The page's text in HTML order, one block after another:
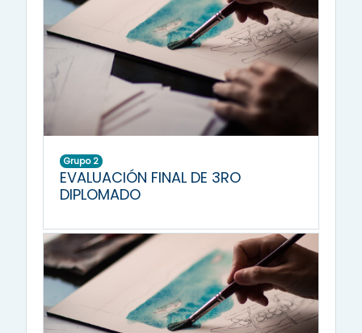
Grupo 2
EVALUACIÓN FINAL DE 3RO
DIPLOMADO